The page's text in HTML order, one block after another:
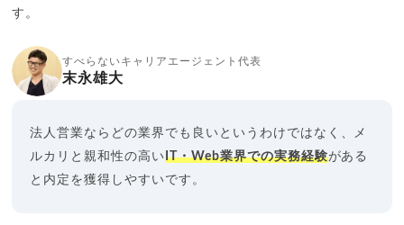
す。
すべらないキャリアエージェント代表
末永雄大
法人営業ならどの業界でも良いというわけではなく、メ
ルカリと親和性の高いIT・Web業界での実務経験がある
と内定を獲得しやすいです。